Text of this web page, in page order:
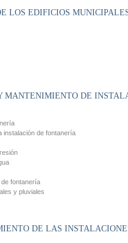
LOS EDIFICIOS
MANTENIMIENTO DE
instalación de fontanería
fontanería
y pluviales
DE LAS